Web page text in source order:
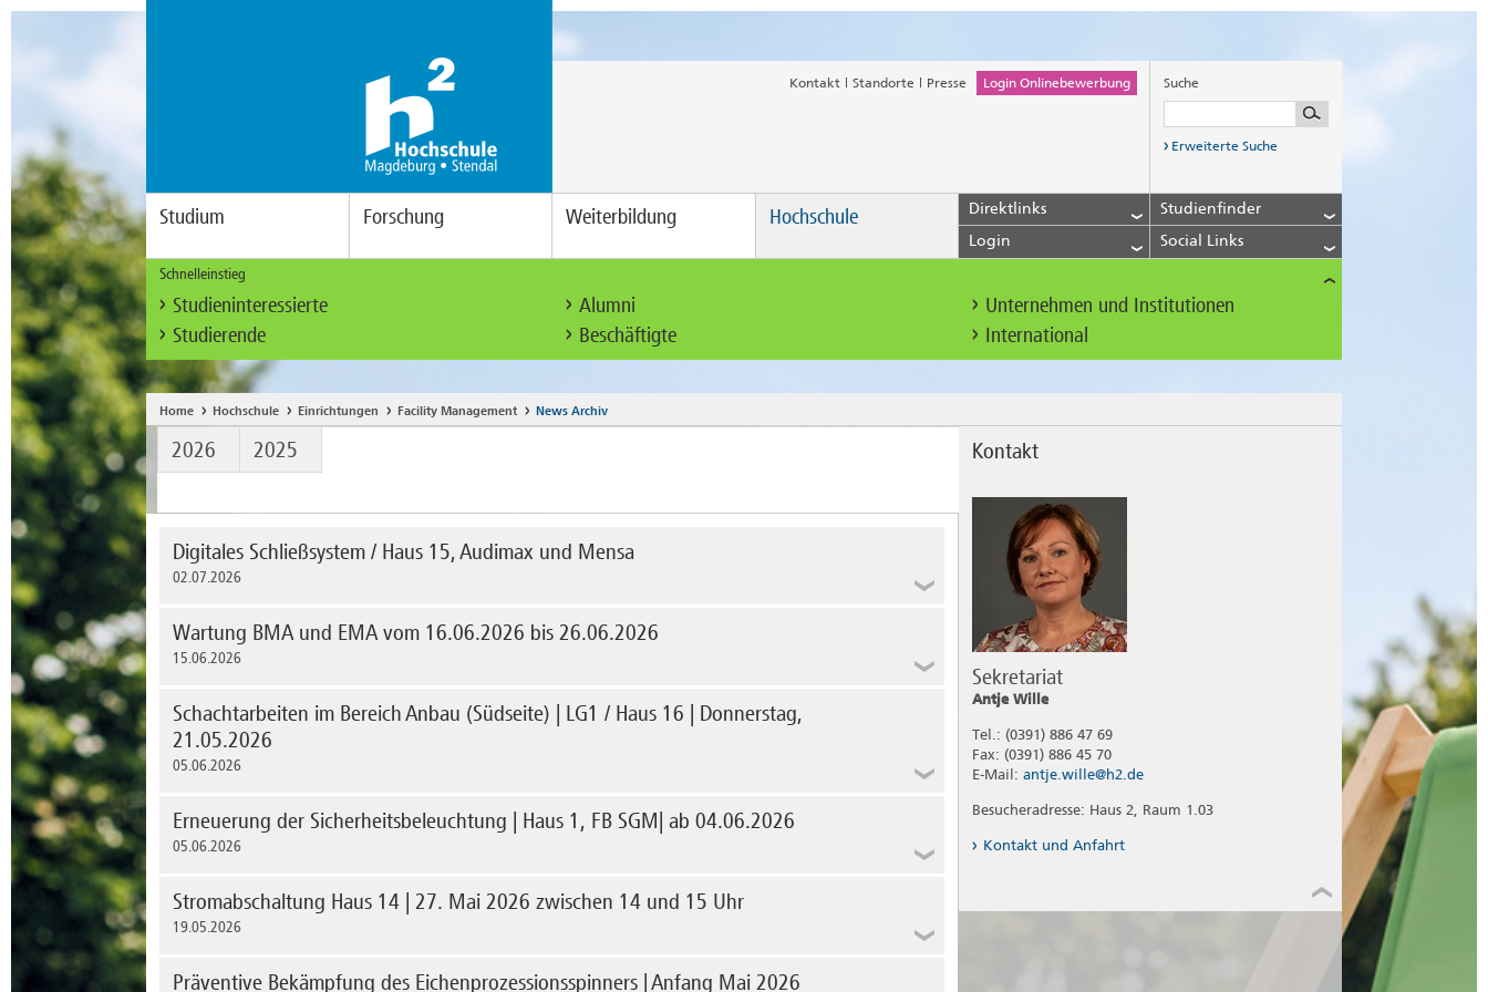
Kontakt Standorte Presse Login Onlinebewerbung Suche
Erweiterte Suche
Studium Forschung Weiterbildung Hochschule Direktlinks
Studienfinder
Login
Social Links
Schnelleinstieg
Studieninteressierte Alumni
Unternehmen und Institutionen
Studierende
Beschäftigte International
Home Hochschule Einrichtungen Facility Management News Archiv
2026 2025
Digitales Schließsystem / Haus 15, Audimax und Mensa
02.07.2026
mehr erfahren
Wartung BMA und EMA vom 16.06.2026 bis 26.06.2026
15.06.2026
turnusmäßige Wartung der Brand- und Einbruchmeldeanlagen ohne Sirenenprobe in allen Häusern statt.
mehr erfahren
Schachtarbeiten im Bereich Anbau (Südseite) | LG1 / Haus 16 | Donnerstag,
21.05.2026
05.06.2026
ausgeführt.
Erneuerung der Sicherheitsbeleuchtung | Haus 1, FB SGM| ab 04.06.2026
05.06.2026
und Rettungswegbeleuchtung im Haus 1.
Stromabschaltung Haus 14 | 27. Mai 2026 zwischen 14 und 15 Uhr
19.05.2026
PV-Anlagen das gesamte Haus 14 in der Zeit von 14 bis 15 Uhr vom Stromnetz getrennt.
Präventive Bekämpfung des Eichenprozessionsspinners | Anfang Mai 2026
Kontakt
Sekretariat
Antje Wille
Tel.: (0391) 886 47 69
Fax: (0391) 886 45 70
E-Mail:antje.wille@h2.de
Besucheradresse: Haus 2, Raum 1.03
Kontakt und Anfahrt